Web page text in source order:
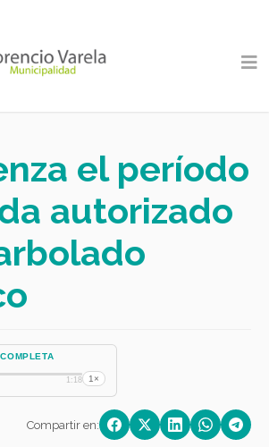
el período
autorizado
1:18 1×
Compartir en: